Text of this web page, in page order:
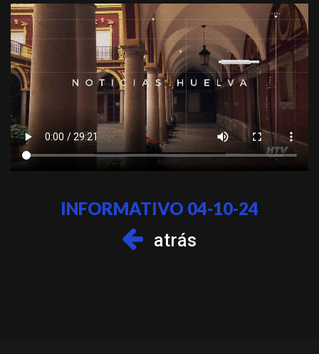
INFORMATIVO 04-10-24
atrás